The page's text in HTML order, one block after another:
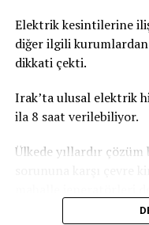
Elektrik kesintilerine
diğer ilgili kurumlardan
dikkati çekti.
Irak’ta ulusal elektrik
ila 8 saat verilebiliyor.
Ülkede yıllardır